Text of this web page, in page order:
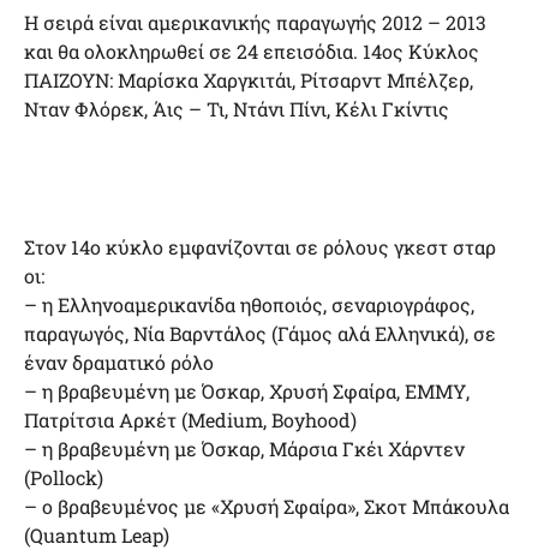
Η σειρά είναι αμερικανικής παραγωγής 2012 – 2013
και θα ολοκληρωθεί σε 24 επεισόδια. 14ος Κύκλος
ΠΑΙΖΟΥΝ: Μαρίσκα Χαργκιτάι, Ρίτσαρντ Μπέλζερ,
Νταν Φλόρεκ, Άις – Τι, Ντάνι Πίνι, Κέλι Γκίντις
Στον 14ο κύκλο εμφανίζονται σε ρόλους γκεστ σταρ
οι:
– η Ελληνοαμερικανίδα ηθοποιός, σεναριογράφος,
παραγωγός, Νία Βαρντάλος (Γάμος αλά Ελληνικά), σε
έναν δραματικό ρόλο
– η βραβευμένη με Όσκαρ, Χρυσή Σφαίρα, ΕΜΜΥ,
Πατρίτσια Αρκέτ (Medium, Boyhood)
– η βραβευμένη με Όσκαρ, Μάρσια Γκέι Χάρντεν
(Pollock)
– ο βραβευμένος με «Χρυσή Σφαίρα», Σκοτ Μπάκουλα
(Quantum Leap)